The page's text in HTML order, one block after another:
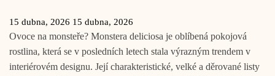
15 dubna, 2026 15 dubna, 2026
Ovoce na monsteře? Monstera deliciosa je oblíbená pokojová
rostlina, která se v posledních letech stala výrazným trendem v
interiérovém designu. Její charakteristické, velké a děrované listy